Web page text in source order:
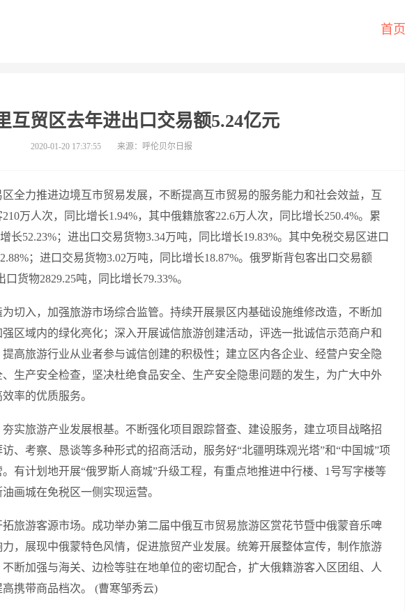
首页
互贸区去年进出口交易额5.24亿元
2020-01-20 17:37:55 来源：呼伦贝尔日报
全力推进边境互市贸易发展，不断提高互市贸易的服务能力和社会效益，互
万人次，同比增长1.94%，其中俄籍旅客22.6万人次，同比增长250.4%。累
长52.23%；进出口交易货物3.34万吨，同比增长19.83%。其中免税交易区进口
；进口交易货物3.02万吨，同比增长18.87%。俄罗斯背包客出口交易额
货物2829.25吨，同比增长79.33%。
切入，加强旅游市场综合监管。持续开展景区内基础设施维修改造，不断加
区域内的绿化亮化；深入开展诚信旅游创建活动，评选一批诚信示范商户和
高旅游行业从业者参与诚信创建的积极性；建立区内各企业、经营户安全隐
生产安全检查，坚决杜绝食品安全、生产安全隐患问题的发生，为广大中外
率的优质服务。
实旅游产业发展根基。不断强化项目跟踪督查、建设服务，建立项目战略招
、考察、恳谈等多种形式的招商活动，服务好“北疆明珠观光塔”和“中国城”项
有计划地开展“俄罗斯人商城”升级工程，有重点地推进中行楼、1号写字楼等
画城在免税区一侧实现运营。
旅游客源市场。成功举办第二届中俄互市贸易旅游区赏花节暨中俄蒙音乐啤
，展现中俄蒙特色风情，促进旅贸产业发展。统筹开展整体宣传，制作旅游
断加强与海关、边检等驻在地单位的密切配合，扩大俄籍游客入区团组、人
携带商品档次。 (曹寒邹秀云)